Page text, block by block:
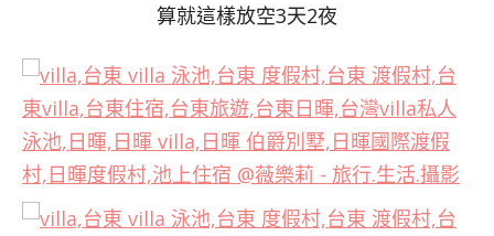
算就這樣放空3天2夜